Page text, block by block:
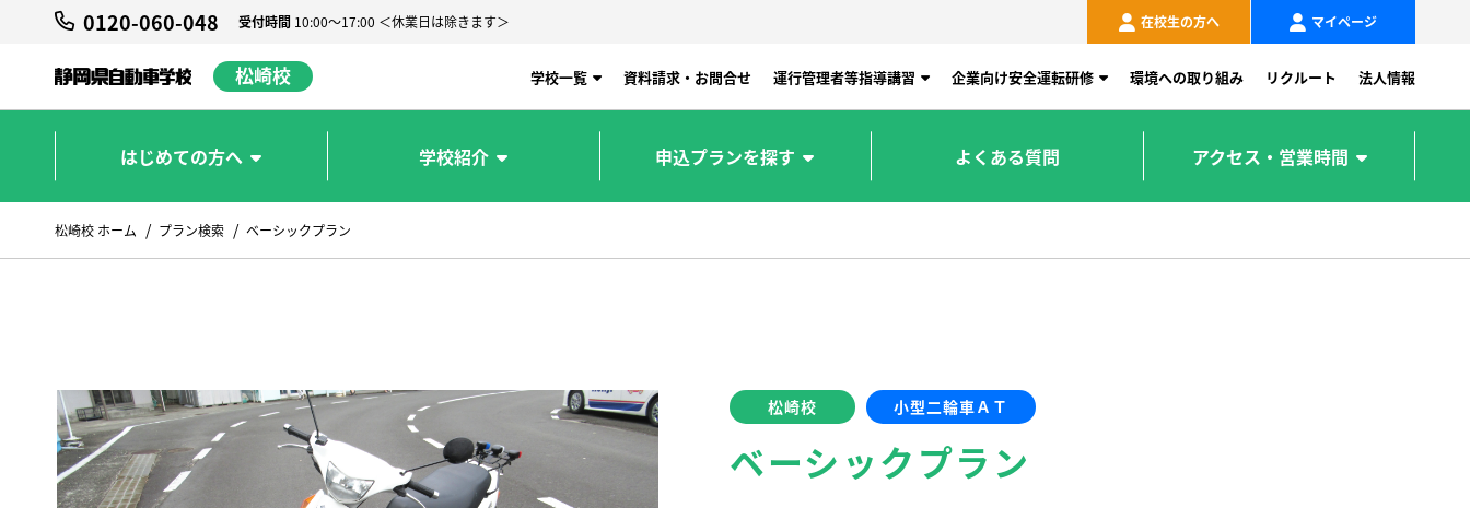
0120-060-048 受付時間 10:00～17:00 ＜休業日は除きます＞ 在校生の方へ マイページ
松崎校 学校一覧 資料請求・お問合せ 運行管理者等指導講習 企業向け安全運転研修 環境への取り組み リクルート 法人情報
はじめての方へ 学校紹介 申込プランを探す よくある質問 アクセス・営業時間
松崎校 ホーム プラン検索 ベーシックプラン
松崎校 小型二輪車ＡＴ
ベーシックプラン